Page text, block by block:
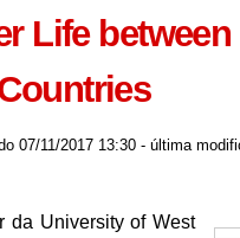
Life
07/11/2017 13:30 - última
da University of West